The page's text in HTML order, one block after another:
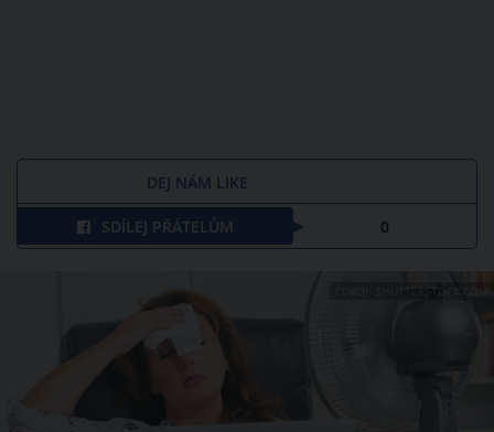
DEJ NÁM LIKE
SDÍLEJ PŘÁTELŮM 0
ZDROJ: SHUTTERSTOCK.COM